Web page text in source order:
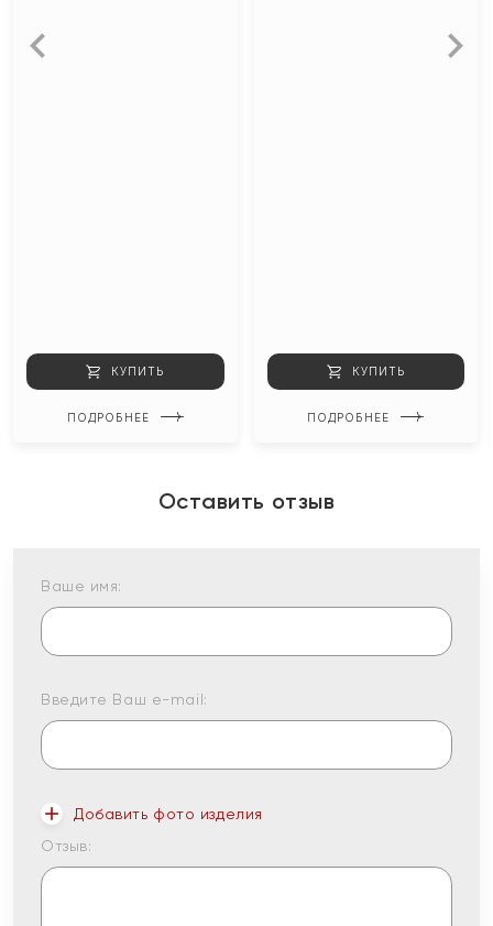
КУПИТЬ
ПОДРОБНЕЕ
КУПИТЬ
ПОДРОБНЕЕ
Оставить отзыв
Ваше имя:
Введите Ваш e-mail:
Добавить фото изделия
Отзыв: